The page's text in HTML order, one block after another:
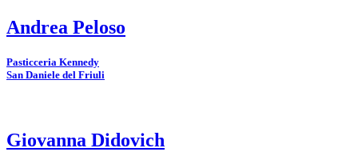
Andrea Peloso
Pasticceria Kennedy
San Daniele del Friuli
Giovanna Didovich